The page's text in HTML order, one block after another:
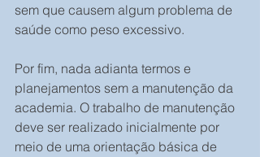
sem que causem algum problema de
saúde como peso excessivo.
Por fim, nada adianta termos e
planejamentos sem a manutenção da
academia. O trabalho de manutenção
deve ser realizado inicialmente por
meio de uma orientação básica de